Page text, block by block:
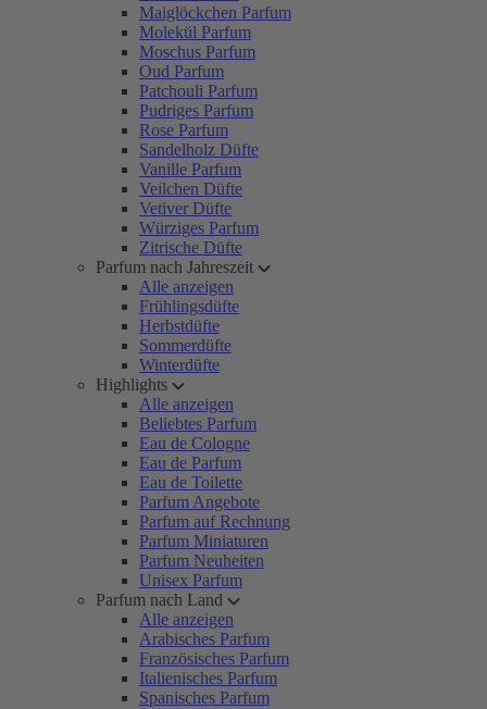
Maiglöckchen Parfum
Molekül Parfum
Moschus Parfum
Oud Parfum
Patchouli Parfum
Pudriges Parfum
Rose Parfum
Sandelholz Düfte
Vanille Parfum
Veilchen Düfte
Vetiver Düfte
Würziges Parfum
Zitrische Düfte
Parfum nach Jahreszeit
Alle anzeigen
Frühlingsdüfte
Herbstdüfte
Sommerdüfte
Winterdüfte
Highlights
Alle anzeigen
Beliebtes Parfum
Eau de Cologne
Eau de Parfum
Eau de Toilette
Parfum Angebote
Parfum auf Rechnung
Parfum Miniaturen
Parfum Neuheiten
Unisex Parfum
Parfum nach Land
Alle anzeigen
Arabisches Parfum
Französisches Parfum
Italienisches Parfum
Spanisches Parfum